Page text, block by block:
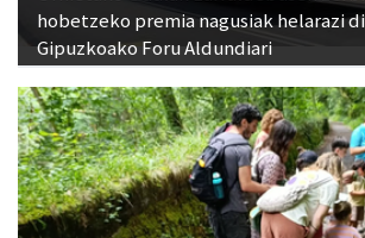
hobetzeko premia nagusiak helarazi
Gipuzkoako Foru Aldundiari